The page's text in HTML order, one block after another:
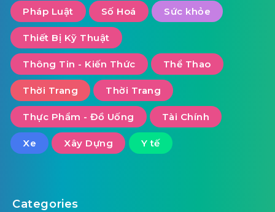
Pháp Luật Số Hoá Sức khỏe
Thiết Bị Kỹ Thuật
Thông Tin - Kiến Thức Thể Thao
Thời Trang Thời Trang
Thực Phẩm - Đồ Uống Tài Chính
Xe Xây Dựng Y tế
Categories